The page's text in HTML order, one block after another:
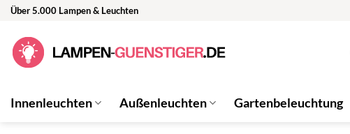
Zum
springen
Über 5.000 Lampen & Leuchten
Innenleuchten Außenleuchten Gartenbeleuchtung